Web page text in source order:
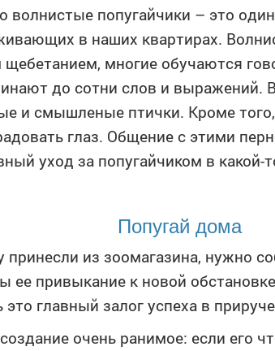
волнистые попугайчики – это
в наших квартирах.
многие обучаются
до сотни слов и выражений.
и смышленые птички. Кроме
глаз. Общение с этими
уход за попугайчиком в какой-
Попугай дома
принесли из зоомагазина, нужно
ее привыкание к новой
главный залог успеха в
очень ранимое: если его